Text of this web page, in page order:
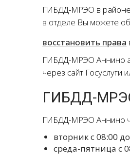
ГИБДД-МРЭО в районе
в отделе Вы можете
восстановить права
ГИБДД-МРЭО Аннино
через сайт Госуслуги
ГИБДД-
ГИБДД-МРЭО Аннино
вторник с 08:00
среда-пятница с